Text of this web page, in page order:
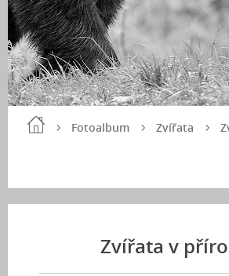
Fotoalbum Zvířata
Zvířata v